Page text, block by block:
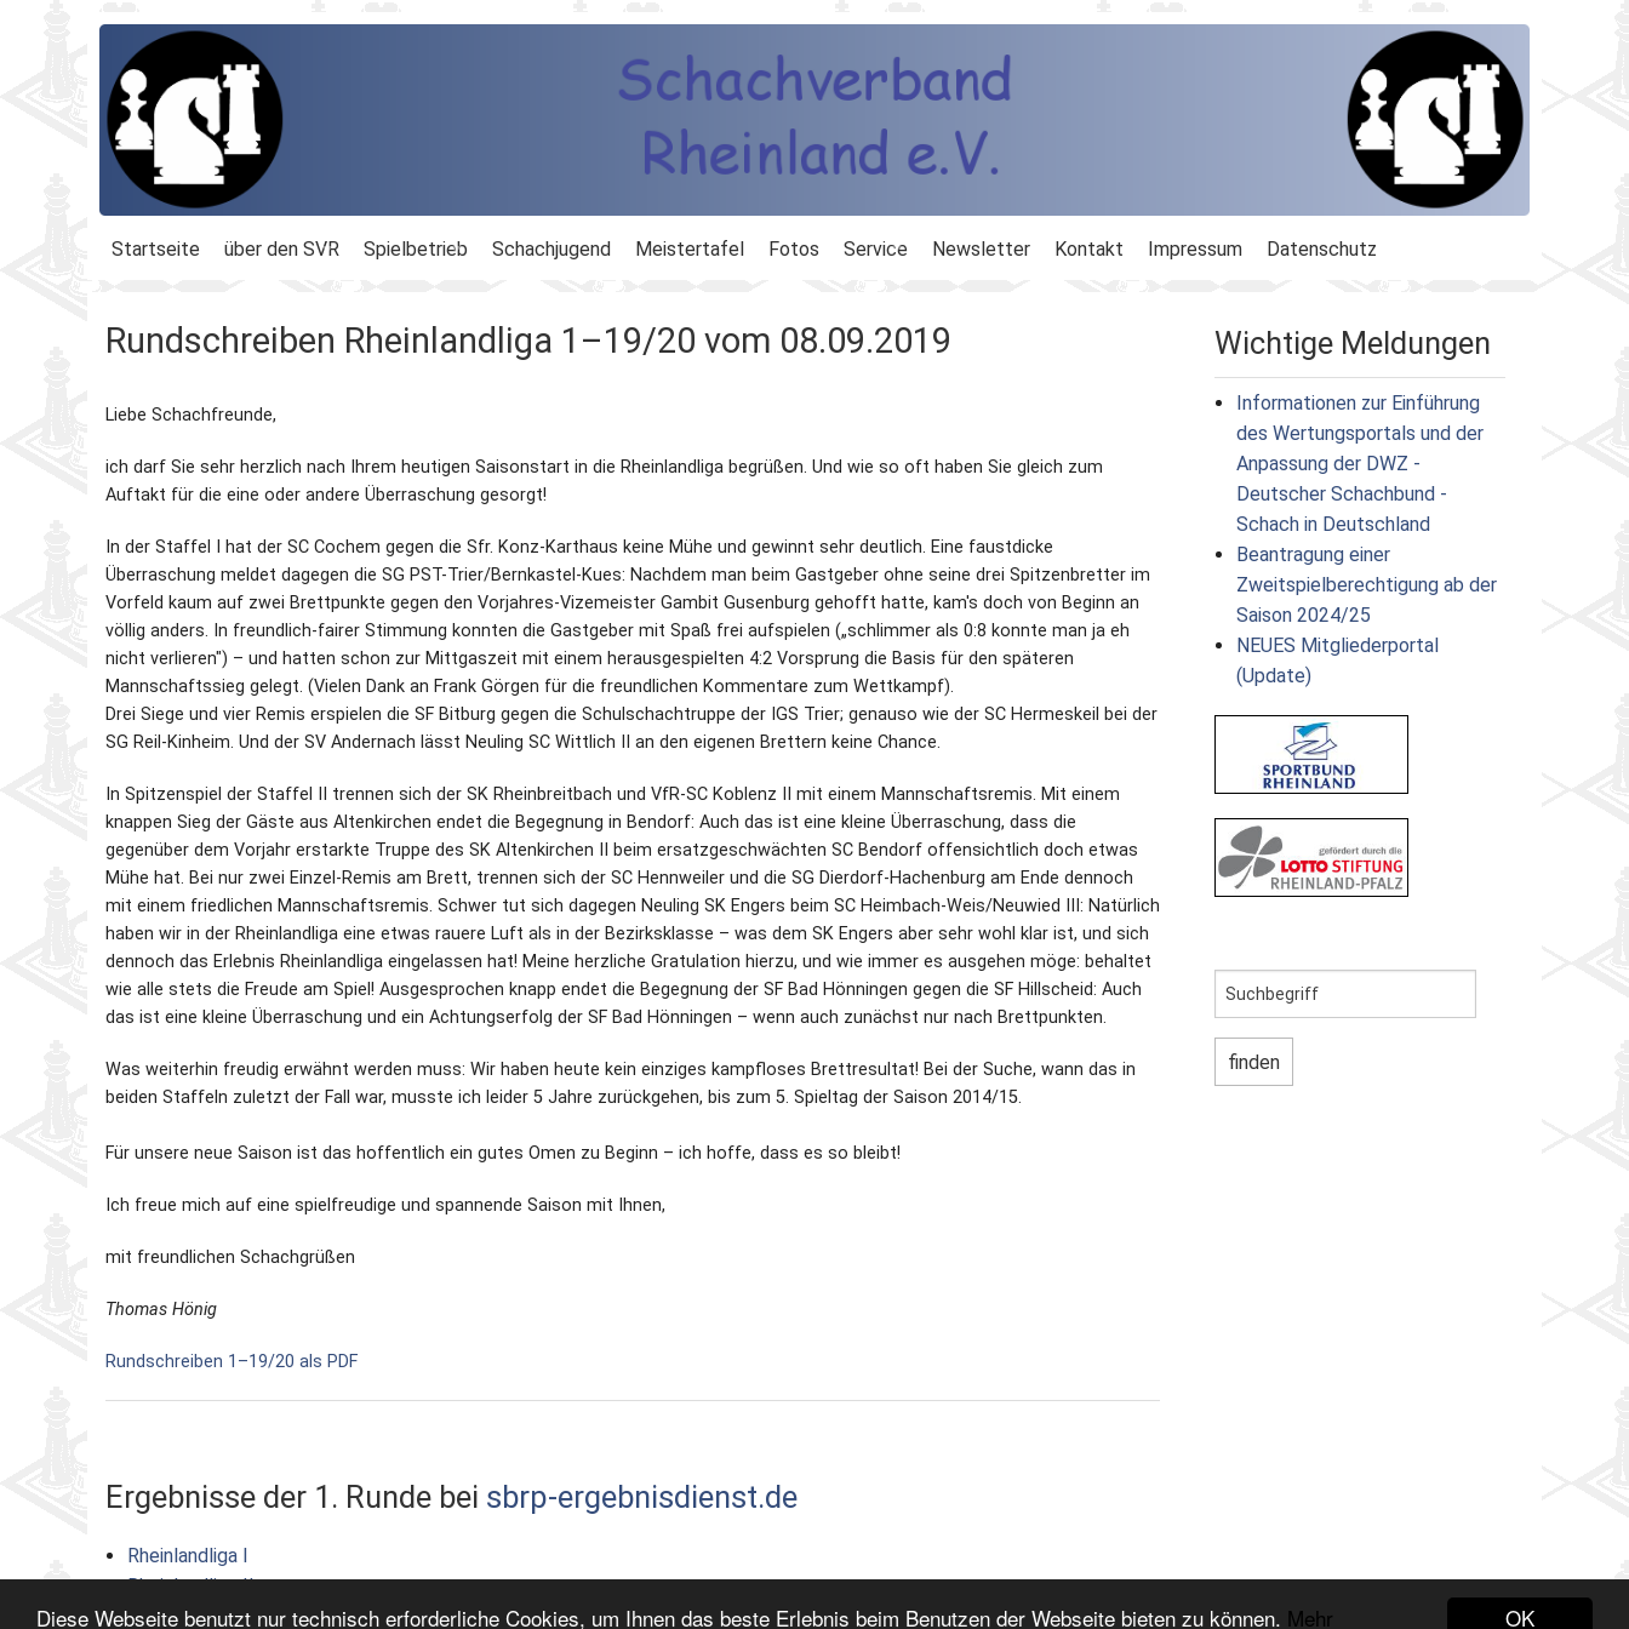
OK
Diese Webseite benutzt nur technisch erforderliche Cookies, um Ihnen das beste Erlebnis beim Benutzen der Webseite bieten zu können. Mehr
Startseite über den SVR
Gesamtvorstand
Kassenprüfer
Ehrenmitglieder
Schiedsgericht
Geschichte
Protokolle
Partner
Spielbetrieb
Dähnepokal
Einzel-M.
Schnellschach-E.
Senioren-MM
Senioren-SSEM
Schachjugend Meistertafel Fotos Service
Formulare
Newsletter Kontakt Impressum Datenschutz
Rundschreiben Rheinlandliga 1–19/20 vom 08.09.2019
Liebe Schachfreunde,
ich darf Sie sehr herzlich nach Ihrem heutigen Saisonstart in die Rheinlandliga begrüßen. Und wie so oft haben Sie gleich zum
Auftakt für die eine oder andere Überraschung gesorgt!
In der Staffel I hat der SC Cochem gegen die Sfr. Konz-Karthaus keine Mühe und gewinnt sehr deutlich. Eine faustdicke
Überraschung meldet dagegen die SG PST-Trier/Bernkastel-Kues: Nachdem man beim Gastgeber ohne seine drei Spitzenbretter im
Vorfeld kaum auf zwei Brettpunkte gegen den Vorjahres-Vizemeister Gambit Gusenburg gehofft hatte, kam's doch von Beginn an
völlig anders. In freundlich-fairer Stimmung konnten die Gastgeber mit Spaß frei aufspielen („schlimmer als 0:8 konnte man ja eh
nicht verlieren") – und hatten schon zur Mittgaszeit mit einem herausgespielten 4:2 Vorsprung die Basis für den späteren
Mannschaftssieg gelegt. (Vielen Dank an Frank Görgen für die freundlichen Kommentare zum Wettkampf).
Drei Siege und vier Remis erspielen die SF Bitburg gegen die Schulschachtruppe der IGS Trier; genauso wie der SC Hermeskeil bei der
SG Reil-Kinheim. Und der SV Andernach lässt Neuling SC Wittlich II an den eigenen Brettern keine Chance.
In Spitzenspiel der Staffel II trennen sich der SK Rheinbreitbach und VfR-SC Koblenz II mit einem Mannschaftsremis. Mit einem
knappen Sieg der Gäste aus Altenkirchen endet die Begegnung in Bendorf: Auch das ist eine kleine Überraschung, dass die
gegenüber dem Vorjahr erstarkte Truppe des SK Altenkirchen II beim ersatzgeschwächten SC Bendorf offensichtlich doch etwas
Mühe hat. Bei nur zwei Einzel-Remis am Brett, trennen sich der SC Hennweiler und die SG Dierdorf-Hachenburg am Ende dennoch
mit einem friedlichen Mannschaftsremis. Schwer tut sich dagegen Neuling SK Engers beim SC Heimbach-Weis/Neuwied III: Natürlich
haben wir in der Rheinlandliga eine etwas rauere Luft als in der Bezirksklasse – was dem SK Engers aber sehr wohl klar ist, und sich
dennoch das Erlebnis Rheinlandliga eingelassen hat! Meine herzliche Gratulation hierzu, und wie immer es ausgehen möge: behaltet
wie alle stets die Freude am Spiel! Ausgesprochen knapp endet die Begegnung der SF Bad Hönningen gegen die SF Hillscheid: Auch
das ist eine kleine Überraschung und ein Achtungserfolg der SF Bad Hönningen – wenn auch zunächst nur nach Brettpunkten.
Was weiterhin freudig erwähnt werden muss: Wir haben heute kein einziges kampfloses Brettresultat! Bei der Suche, wann das in
beiden Staffeln zuletzt der Fall war, musste ich leider 5 Jahre zurückgehen, bis zum 5. Spieltag der Saison 2014/15.
Für unsere neue Saison ist das hoffentlich ein gutes Omen zu Beginn – ich hoffe, dass es so bleibt!
Ich freue mich auf eine spielfreudige und spannende Saison mit Ihnen,
mit freundlichen Schachgrüßen
Thomas Hönig
Rundschreiben 1–19/20 als PDF
Ergebnisse der 1. Runde bei sbrp-ergebnisdienst.de
Rheinlandliga I
Rheinlandliga II
Wichtige Meldungen
Informationen zur Einführung
des Wertungsportals und der
Anpassung der DWZ -
Deutscher Schachbund -
Schach in Deutschland
Beantragung einer
Zweitspielberechtigung ab der
Saison 2024/25
NEUES Mitgliederportal
(Update)